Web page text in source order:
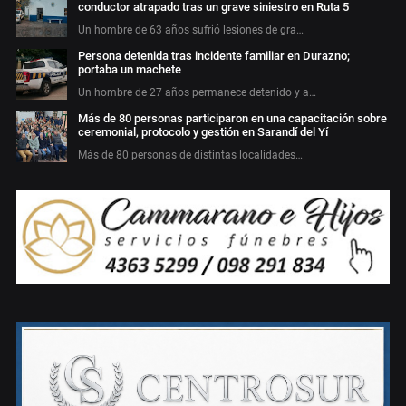
conductor atrapado tras un grave siniestro en Ruta 5
Un hombre de 63 años sufrió lesiones de gra…
Persona detenida tras incidente familiar en Durazno;
portaba un machete
Un hombre de 27 años permanece detenido y a…
Más de 80 personas participaron en una capacitación sobre
ceremonial, protocolo y gestión en Sarandí del Yí
Más de 80 personas de distintas localidades…